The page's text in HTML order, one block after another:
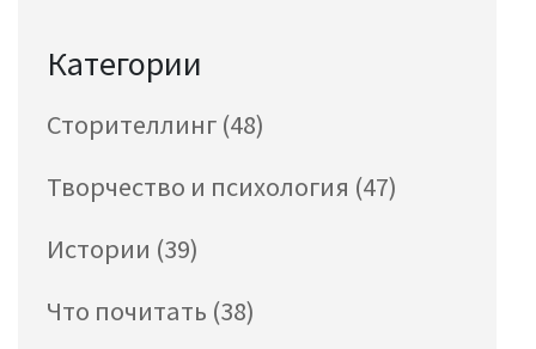
Категории
Сторителлинг (48)
Творчество и психология (47)
Истории (39)
Что почитать (38)